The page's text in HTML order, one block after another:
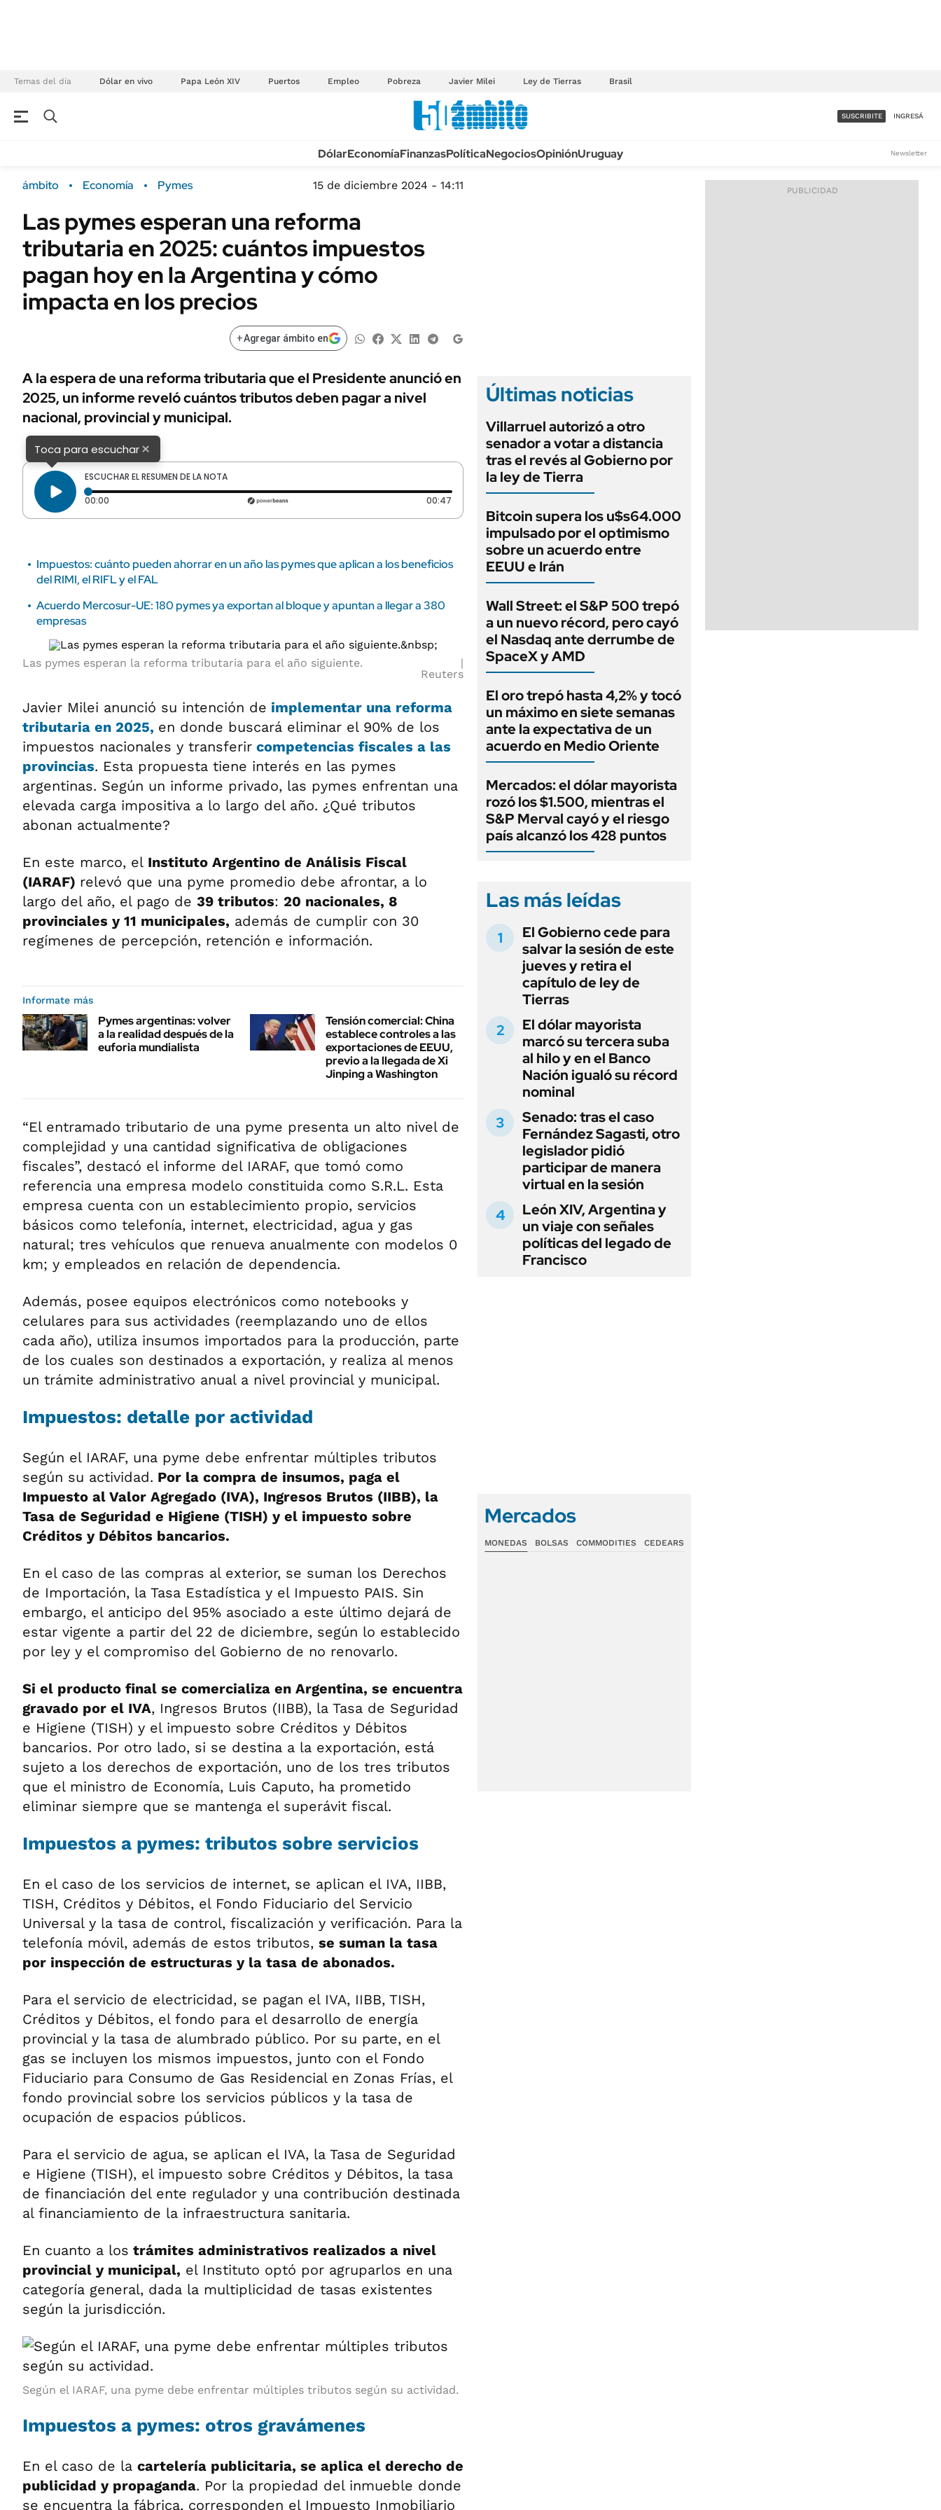
Temas del día Dólar en vivo Papa León XIV Puertos Empleo Pobreza Javier Milei Ley de Tierras Brasil
Campo
FINANZAS
Dólar
Mercados
ÁMBITO DEBATE
Sustentabilidad
Seguros
POLÍTICA
Nacional
Municipios
TECNOLOGÍA
MÉXICO
INFORMACIÓN GENERAL
ESPECTÁCULOS
AUTOS
ACCESO FULL - $1.800/MES
SUSCRIBITE INGRESÁ
DólarEconomíaFinanzasPolíticaNegociosOpiniónUruguay Newsletter
ámbito Economía Pymes 15 de diciembre 2024 - 14:11
Las pymes esperan una reforma
tributaria en 2025: cuántos impuestos
pagan hoy en la Argentina y cómo
impacta en los precios
+Agregar ámbito en
A la espera de una reforma tributaria que el Presidente anunció en
2025, un informe reveló cuántos tributos deben pagar a nivel
nacional, provincial y municipal.
Toca para escuchar×
ESCUCHAR EL RESUMEN DE LA NOTA
00:00 Tiempo transcurrido: 0 segundos 00:47
Impuestos: cuánto pueden ahorrar en un año las pymes que aplican a los beneficios
del RIMI, el RIFL y el FAL
Acuerdo Mercosur-UE: 180 pymes ya exportan al bloque y apuntan a llegar a 380
empresas
Las pymes esperan la reforma tributaria para el año siguiente.
Reuters
Javier Milei anunció su intención de implementar una reforma
tributaria en 2025, en donde buscará eliminar el 90% de los
impuestos nacionales y transferir competencias fiscales a las
provincias. Esta propuesta tiene interés en las pymes
argentinas. Según un informe privado, las pymes enfrentan una
elevada carga impositiva a lo largo del año. ¿Qué tributos
abonan actualmente?
En este marco, el Instituto Argentino de Análisis Fiscal
(IARAF) relevó que una pyme promedio debe afrontar, a lo
largo del año, el pago de 39 tributos: 20 nacionales, 8
provinciales y 11 municipales, además de cumplir con 30
regímenes de percepción, retención e información.
Informate más
Pymes argentinas: volver
a la realidad después de la
euforia mundialista
Tensión comercial: China
establece controles a las
exportaciones de EEUU,
previo a la llegada de Xi
Jinping a Washington
“El entramado tributario de una pyme presenta un alto nivel de
complejidad y una cantidad significativa de obligaciones
fiscales”, destacó el informe del IARAF, que tomó como
referencia una empresa modelo constituida como S.R.L. Esta
empresa cuenta con un establecimiento propio, servicios
básicos como telefonía, internet, electricidad, agua y gas
natural; tres vehículos que renueva anualmente con modelos 0
km; y empleados en relación de dependencia.
Además, posee equipos electrónicos como notebooks y
celulares para sus actividades (reemplazando uno de ellos
cada año), utiliza insumos importados para la producción, parte
de los cuales son destinados a exportación, y realiza al menos
un trámite administrativo anual a nivel provincial y municipal.
Impuestos: detalle por actividad
Según el IARAF, una pyme debe enfrentar múltiples tributos
según su actividad. Por la compra de insumos, paga el
Impuesto al Valor Agregado (IVA), Ingresos Brutos (IIBB), la
Tasa de Seguridad e Higiene (TISH) y el impuesto sobre
Créditos y Débitos bancarios.
En el caso de las compras al exterior, se suman los Derechos
de Importación, la Tasa Estadística y el Impuesto PAIS. Sin
embargo, el anticipo del 95% asociado a este último dejará de
estar vigente a partir del 22 de diciembre, según lo establecido
por ley y el compromiso del Gobierno de no renovarlo.
Si el producto final se comercializa en Argentina, se encuentra
gravado por el IVA, Ingresos Brutos (IIBB), la Tasa de Seguridad
e Higiene (TISH) y el impuesto sobre Créditos y Débitos
bancarios. Por otro lado, si se destina a la exportación, está
sujeto a los derechos de exportación, uno de los tres tributos
que el ministro de Economía, Luis Caputo, ha prometido
eliminar siempre que se mantenga el superávit fiscal.
Impuestos a pymes: tributos sobre servicios
En el caso de los servicios de internet, se aplican el IVA, IIBB,
TISH, Créditos y Débitos, el Fondo Fiduciario del Servicio
Universal y la tasa de control, fiscalización y verificación. Para la
telefonía móvil, además de estos tributos, se suman la tasa
por inspección de estructuras y la tasa de abonados.
Para el servicio de electricidad, se pagan el IVA, IIBB, TISH,
Créditos y Débitos, el fondo para el desarrollo de energía
provincial y la tasa de alumbrado público. Por su parte, en el
gas se incluyen los mismos impuestos, junto con el Fondo
Fiduciario para Consumo de Gas Residencial en Zonas Frías, el
fondo provincial sobre los servicios públicos y la tasa de
ocupación de espacios públicos.
Para el servicio de agua, se aplican el IVA, la Tasa de Seguridad
e Higiene (TISH), el impuesto sobre Créditos y Débitos, la tasa
de financiación del ente regulador y una contribución destinada
al financiamiento de la infraestructura sanitaria.
En cuanto a los trámites administrativos realizados a nivel
provincial y municipal, el Instituto optó por agruparlos en una
categoría general, dada la multiplicidad de tasas existentes
según la jurisdicción.
Según el IARAF, una pyme debe enfrentar múltiples tributos según su actividad.
Impuestos a pymes: otros gravámenes
En el caso de la cartelería publicitaria, se aplica el derecho de
publicidad y propaganda. Por la propiedad del inmueble donde
se encuentra la fábrica, corresponden el Impuesto Inmobiliario
Últimas noticias
Villarruel autorizó a otro
senador a votar a distancia
tras el revés al Gobierno por
la ley de Tierra
Bitcoin supera los u$s64.000
impulsado por el optimismo
sobre un acuerdo entre
EEUU e Irán
Wall Street: el S&P 500 trepó
a un nuevo récord, pero cayó
el Nasdaq ante derrumbe de
SpaceX y AMD
El oro trepó hasta 4,2% y tocó
un máximo en siete semanas
ante la expectativa de un
acuerdo en Medio Oriente
Mercados: el dólar mayorista
rozó los $1.500, mientras el
S&P Merval cayó y el riesgo
país alcanzó los 428 puntos
Las más leídas
El Gobierno cede para
salvar la sesión de este
jueves y retira el
capítulo de ley de
Tierras
El dólar mayorista
marcó su tercera suba
al hilo y en el Banco
Nación igualó su récord
nominal
Senado: tras el caso
Fernández Sagasti, otro
legislador pidió
participar de manera
virtual en la sesión
León XIV, Argentina y
un viaje con señales
políticas del legado de
Francisco
Mercados
MONEDAS BOLSAS COMMODITIES CEDEARS